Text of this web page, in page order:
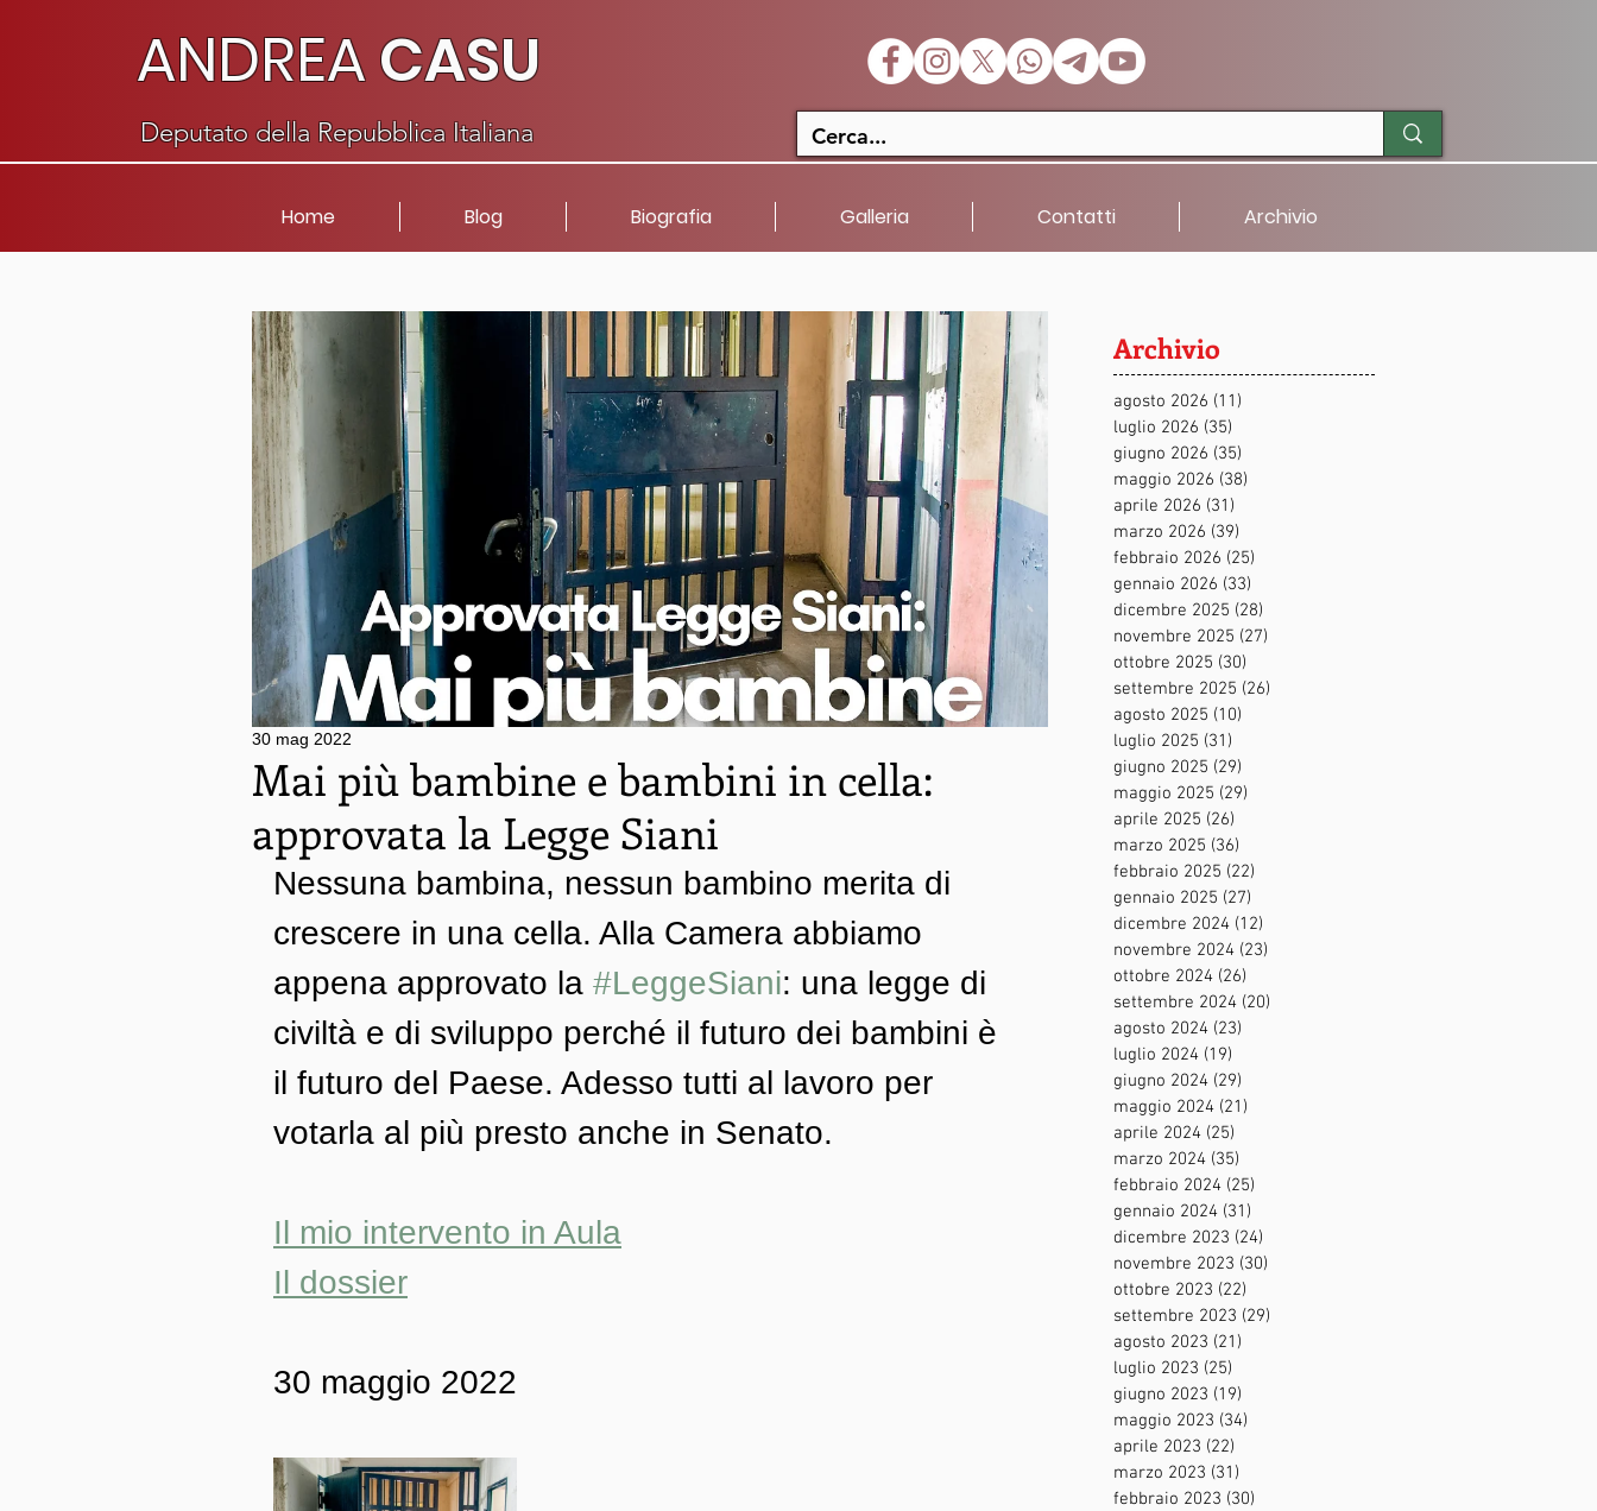
ANDREACASU
Deputato della Repubblica Italiana
Home Blog Biografia Galleria Contatti Archivio
Mai più bambine e bambini in cella:
approvata la Legge Siani
30 mag 2022
Nessuna bambina, nessun bambino merita di
crescere in una cella. Alla Camera abbiamo
appena approvato la #LeggeSiani: una legge di
civiltà e di sviluppo perché il futuro dei bambini è
il futuro del Paese. Adesso tutti al lavoro per
votarla al più presto anche in Senato.
Il mio intervento in Aula
Il dossier
30 maggio 2022
Archivio
agosto 2026 (11)
luglio 2026 (35)
giugno 2026 (35)
maggio 2026 (38)
aprile 2026 (31)
marzo 2026 (39)
febbraio 2026 (25)
gennaio 2026 (33)
dicembre 2025 (28)
novembre 2025 (27)
ottobre 2025 (30)
settembre 2025 (26)
agosto 2025 (10)
luglio 2025 (31)
giugno 2025 (29)
maggio 2025 (29)
aprile 2025 (26)
marzo 2025 (36)
febbraio 2025 (22)
gennaio 2025 (27)
dicembre 2024 (12)
novembre 2024 (23)
ottobre 2024 (26)
settembre 2024 (20)
agosto 2024 (23)
luglio 2024 (19)
giugno 2024 (29)
maggio 2024 (21)
aprile 2024 (25)
marzo 2024 (35)
febbraio 2024 (25)
gennaio 2024 (31)
dicembre 2023 (24)
novembre 2023 (30)
ottobre 2023 (22)
settembre 2023 (29)
agosto 2023 (21)
luglio 2023 (25)
giugno 2023 (19)
maggio 2023 (34)
aprile 2023 (22)
marzo 2023 (31)
febbraio 2023 (30)